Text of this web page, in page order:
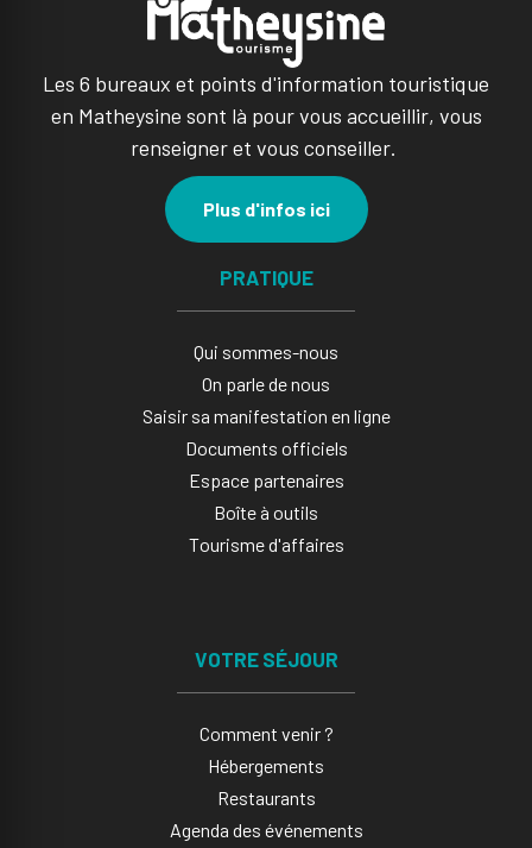
Les 6 bureaux et points d'information touristique
en Matheysine sont là pour vous accueillir, vous
renseigner et vous conseiller.
Plus d'infos ici
PRATIQUE
Qui sommes-nous
On parle de nous
Saisir sa manifestation en ligne​
Documents officiels
Espace partenaires
Boîte à outils
Tourisme d'affaires
VOTRE SÉJOUR
Comment venir ?
Hébergements
Restaurants
Agenda des événements